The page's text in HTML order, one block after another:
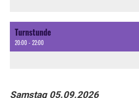
Turnstunde
20:00 - 22:00
Samstag 05.09.2026